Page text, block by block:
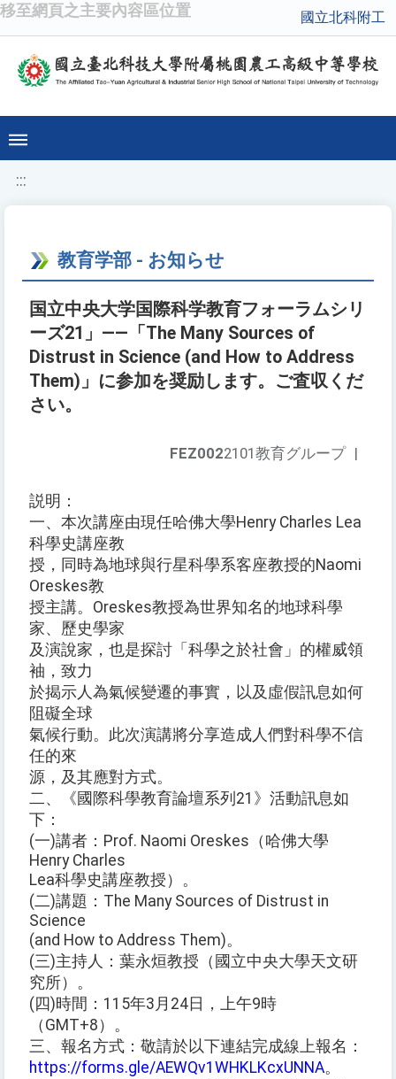
移至網頁之主要內容區位置 國立北科附工
:::
教育学部 - お知らせ
国立中央大学国際科学教育フォーラムシリ
ーズ21」——「The Many Sources of
Distrust in Science (and How to Address
Them)」に参加を奨励します。ご査収くだ
さい。
FEZ0022101教育グループ |
説明：
一、本次講座由現任哈佛大學Henry Charles Lea
科學史講座教
授，同時為地球與行星科學系客座教授的Naomi
Oreskes教
授主講。Oreskes教授為世界知名的地球科學
家、歷史學家
及演說家，也是探討「科學之於社會」的權威領
袖，致力
於揭示人為氣候變遷的事實，以及虛假訊息如何
阻礙全球
氣候行動。此次演講將分享造成人們對科學不信
任的來
源，及其應對方式。
二、《國際科學教育論壇系列21》活動訊息如
下：
(一)講者：Prof. Naomi Oreskes（哈佛大學
Henry Charles
Lea科學史講座教授）。
(二)講題：The Many Sources of Distrust in
Science
(and How to Address Them)。
(三)主持人：葉永烜教授（國立中央大學天文研
究所）。
(四)時間：115年3月24日，上午9時
（GMT+8）。
三、報名方式：敬請於以下連結完成線上報名：
https://forms.gle/AEWQv1WHKLKcxUNNA。